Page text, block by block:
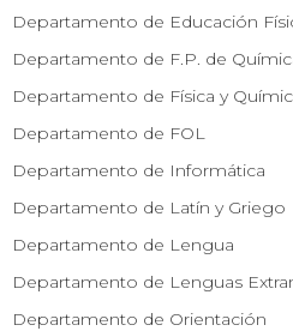
Departamento de Educación
Departamento de F.P. de
Departamento de Física y
Departamento de FOL
Departamento de Informática
Departamento de Latín y Griego
Departamento de Lengua
Departamento de Lenguas
Departamento de Orientación